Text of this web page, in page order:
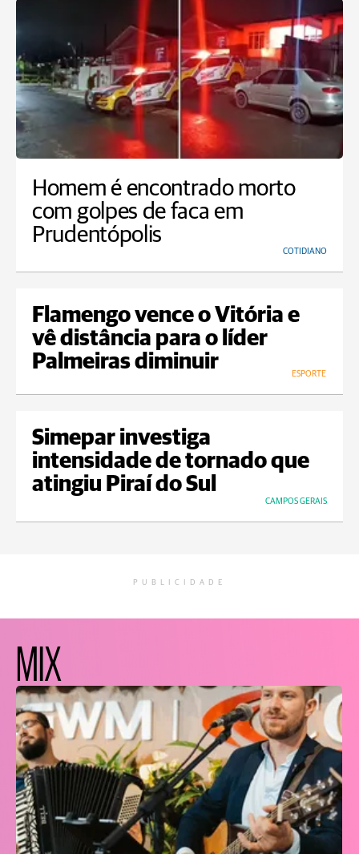
Homem é encontrado morto
com golpes de faca em
Prudentópolis
COTIDIANO
Flamengo vence o Vitória e
vê distância para o líder
Palmeiras diminuir
ESPORTE
Simepar investiga
intensidade de tornado que
atingiu Piraí do Sul
CAMPOS GERAIS
PUBLICIDADE
MIX